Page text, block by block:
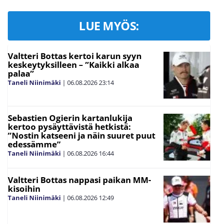
LUE MYÖS:
Valtteri Bottas kertoi karun syyn
keskeytyksilleen – ”Kaikki alkaa
palaa”
Taneli Niinimäki | 06.08.202623:14
Sebastien Ogierin kartanlukija
kertoo pysäyttävistä hetkistä:
”Nostin katseeni ja näin suuret puut
edessämme”
Taneli Niinimäki | 06.08.2026 16:44
Valtteri Bottas nappasi paikan MM-
kisoihin
Taneli Niinimäki | 06.08.2026 12:49